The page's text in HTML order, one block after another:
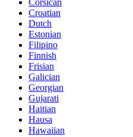
Corsican
Croatian
Dutch
Estonian
Filipino
Finnish
Frisian
Galician
Georgian
Gujarati
Haitian
Hausa
Hawaiian